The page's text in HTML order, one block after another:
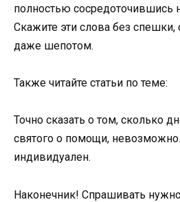
полностью сосредоточившись
Скажите эти слова без
даже шепотом.
Также читайте статьи по теме:
Точно сказать о том, сколько
святого о помощи,
индивидуален.
Наконечник! Спрашивать